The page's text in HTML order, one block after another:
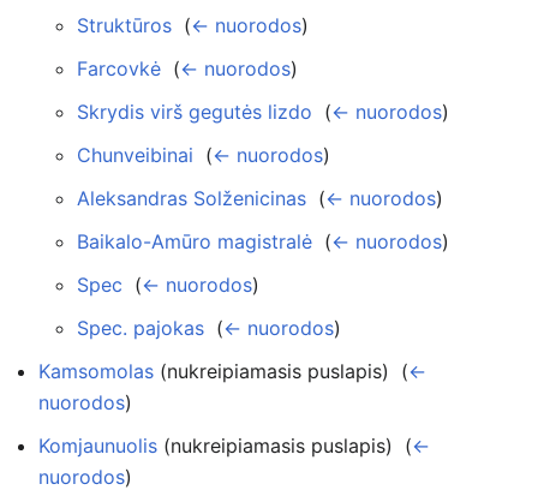
Struktūros (← nuorodos)
Farcovkė (← nuorodos)
Skrydis virš gegutės lizdo (← nuorodos)
Chunveibinai (← nuorodos)
Aleksandras Solženicinas (← nuorodos)
Baikalo-Amūro magistralė (← nuorodos)
Spec (← nuorodos)
Spec. pajokas (← nuorodos)
Kamsomolas (nukreipiamasis puslapis) ‎ (←
nuorodos)
Komjaunuolis (nukreipiamasis puslapis) ‎ (←
nuorodos)